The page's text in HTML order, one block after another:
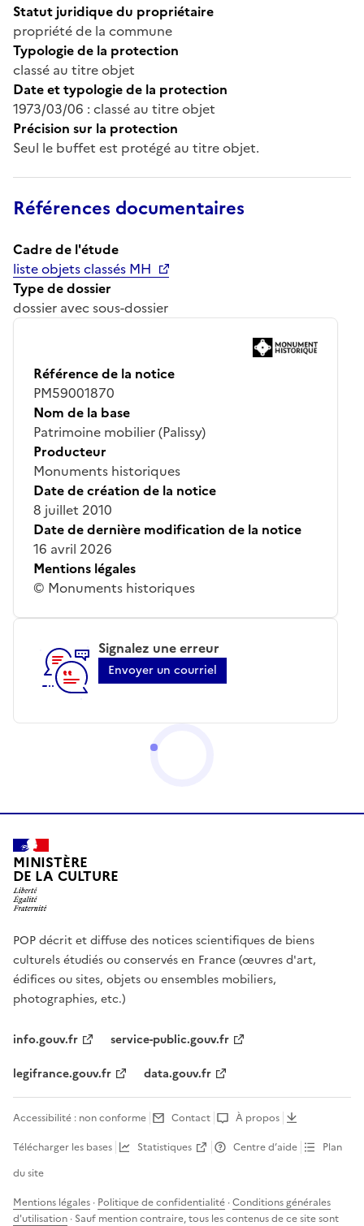
Statut juridique du propriétaire
propriété de la commune
Typologie de la protection
classé au titre objet
Date et typologie de la protection
1973/03/06 : classé au titre objet
Précision sur la protection
Seul le buffet est protégé au titre objet.
Références documentaires
Cadre de l'étude
liste objets classés MH
Type de dossier
dossier avec sous-dossier
Référence de la notice
PM59001870
Nom de la base
Patrimoine mobilier (Palissy)
Producteur
Monuments historiques
Date de création de la notice
8 juillet 2010
Date de dernière modification de la notice
16 avril 2026
Mentions légales
© Monuments historiques
Signalez une erreur
Envoyer un courriel
MINISTÈRE
DE LA CULTURE
POP décrit et diffuse des notices scientifiques de biens
culturels étudiés ou conservés en France (œuvres d'art,
édifices ou sites, objets ou ensembles mobiliers,
photographies, etc.)
info.gouv.fr
service-public.gouv.fr
legifrance.gouv.fr
data.gouv.fr
Accessibilité : non conforme Contact
À propos
Télécharger les bases
Statistiques Centre d’aide
Plan
du site
Mentions légales · Politique de confidentialité ·Conditions générales
d'utilisation · Sauf mention contraire, tous les contenus de ce site sont